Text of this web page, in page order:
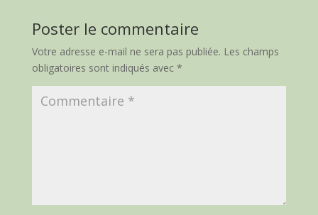
Poster le commentaire
Votre adresse e-mail ne sera pas publiée. Les champs
obligatoires sont indiqués avec *